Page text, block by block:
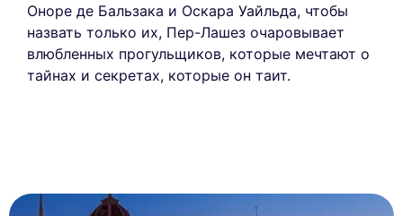
Оноре де Бальзака и Оскара Уайльда, чтобы
назвать только их, Пер-Лашез очаровывает
влюбленных прогульщиков, которые мечтают о
тайнах и секретах, которые он таит.